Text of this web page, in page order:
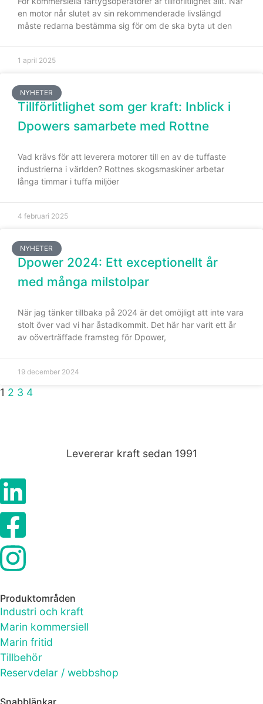
en motor når slutet av sin rekommenderade livslängd
måste redarna bestämma sig för om de ska byta ut den
1 april 2025
NYHETER
Tillförlitlighet som ger kraft: Inblick i
Dpowers samarbete med Rottne
Vad krävs för att leverera motorer till en av de tuffaste
industrierna i världen? Rottnes skogsmaskiner arbetar
långa timmar i tuffa miljöer
4 februari 2025
NYHETER
Dpower 2024: Ett exceptionellt år
med många milstolpar
När jag tänker tillbaka på 2024 är det omöjligt att inte vara
stolt över vad vi har åstadkommit. Det här har varit ett år
av oöverträffade framsteg för Dpower,
19 december 2024
1 2 3 4
Levererar kraft sedan 1991
Produktområden
Industri och kraft
Marin kommersiell
Marin fritid
Tillbehör
Reservdelar / webbshop
Snabblänkar